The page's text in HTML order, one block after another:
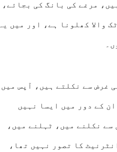
مرغے کی بانگ کی بجائے،
والا کھلونا ہے، اور میں یہ
غرض سے نکلتے ہیں، آپس میں
کے دور میں ایسا نہیں
سے نکلنے میں، ٹہلنے میں،
کا تصور نہیں تھا،